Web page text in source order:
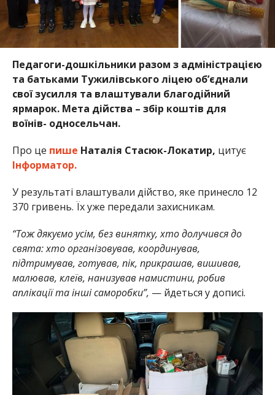
Педагоги-дошкільники разом з адміністрацією
та батьками Тужилівського ліцею об’єднали
свої зусилля та влаштували благодійний
ярмарок. Мета дійства – збір коштів для
воїнів- односельчан.
Про це пише Наталія Стасюк-Локатир, цитує
Інформатор.
У результаті влаштували дійство, яке принесло 12
370 гривень. Їх уже передали захисникам.
“Тож дякуємо усім, без винятку, хто долучився до
свята: хто організовував, координував,
підтримував, готував, пік, прикрашав, вишивав,
малював, клеїв, нанизував намистини, робив
аплікації та інші саморобки”, — йдеться у дописі.